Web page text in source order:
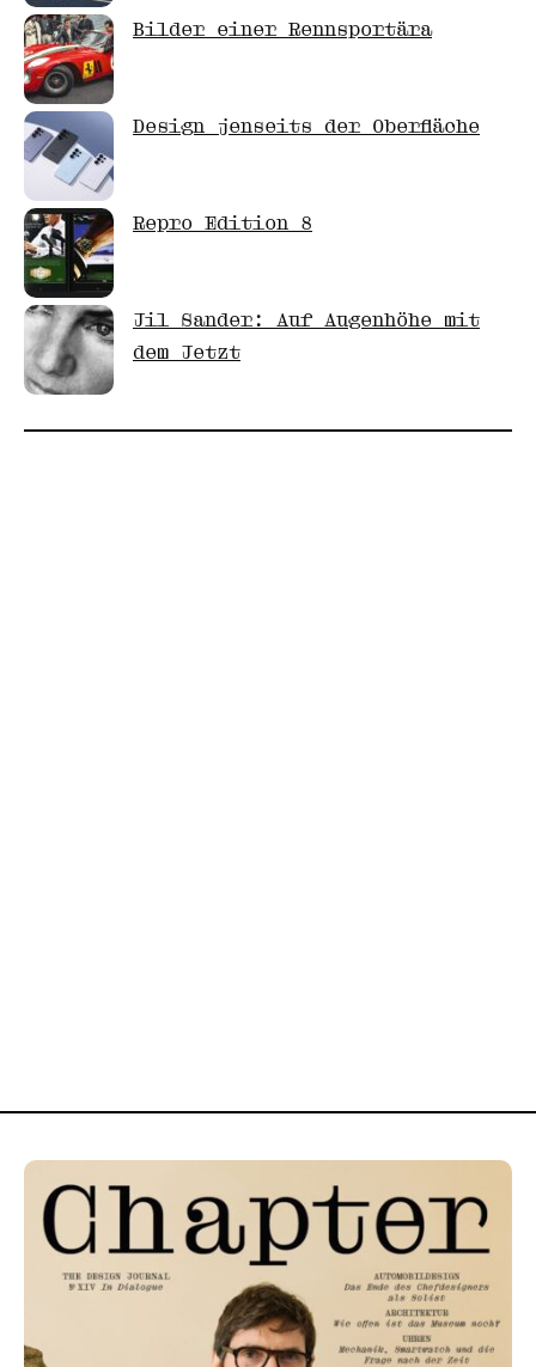
Bilder einer Rennsportära
Design jenseits der Oberfläche
Repro Edition 8
Jil Sander: Auf Augenhöhe mit
dem Jetzt